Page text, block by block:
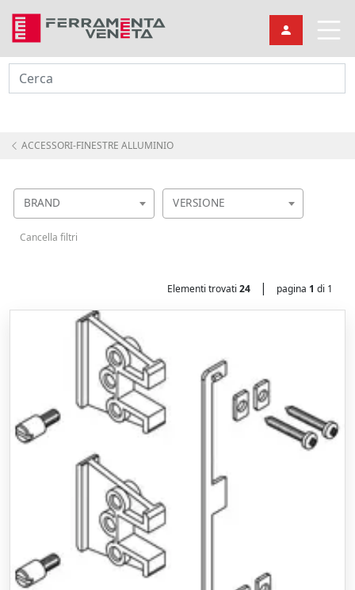
Cerca
ACCESSORI-FINESTRE ALLUMINIO
BRAND VERSIONE
Cancella filtri
Elementi trovati 24 | pagina 1 di 1